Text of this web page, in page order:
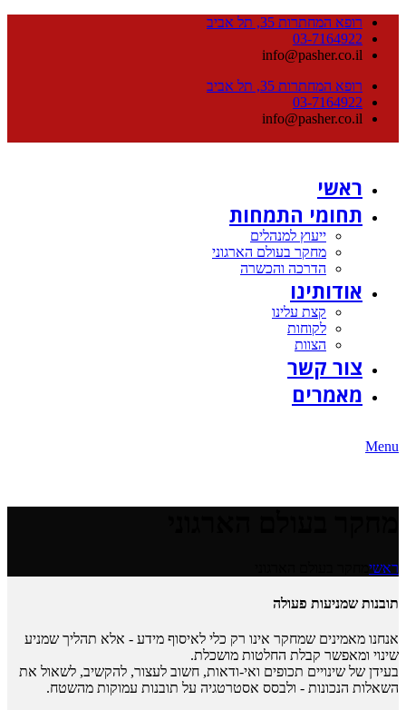
רופא המחתרות 35, תל אביב
03-7164922
info@pasher.co.il
רופא המחתרות 35, תל אביב
03-7164922
info@pasher.co.il
ראשי
תחומי התמחות
ייעוץ למנהלים
מחקר בעולם הארגוני
הדרכה והכשרה
אודותינו
קצת עלינו
לקוחות
הצוות
צור קשר
מאמרים
Menu
ראשי
תובנות שמניעות פעולה
אנחנו מאמינים שמחקר אינו רק כלי לאיסוף מידע - אלא תהליך שמניע
שינוי ומאפשר קבלת החלטות מושכלת.
בעידן של שינויים תכופים ואי-ודאות, חשוב לעצור, להקשיב, לשאול את
השאלות הנכונות - ולבסס אסטרטגיה על תובנות עמוקות מהשטח.